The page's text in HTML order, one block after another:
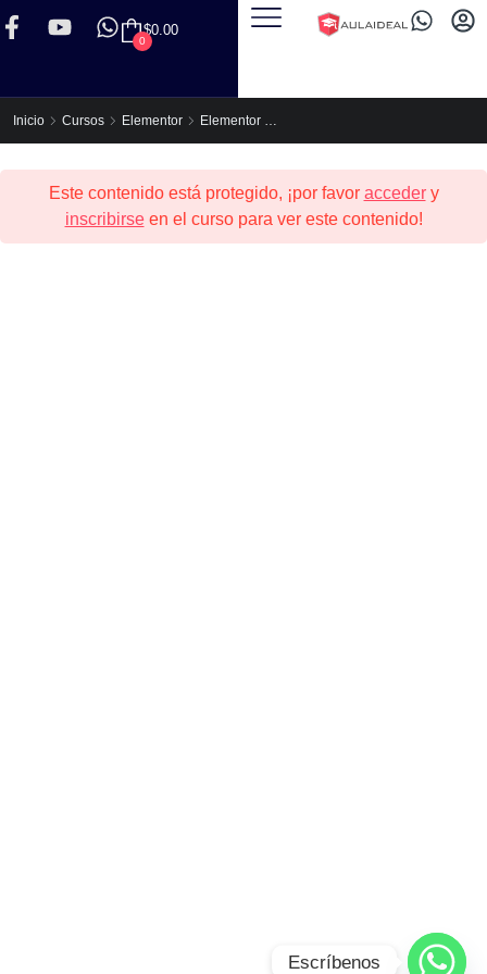
$0.00
0
Inicio Cursos Elementor Elementor Express (Para no Programadores)
Este contenido está protegido, ¡por favor accedery
inscribirseen el curso para ver este contenido!
Escríbenos